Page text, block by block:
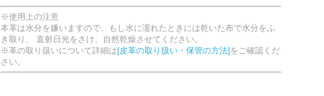
※使用上の注意
本革は水分を嫌いますので、もし水に濡れたときには乾いた布で水分をふ
き取り、 直射日光をさけ、自然乾燥させてください。
※革の取り扱いについて詳細は[皮革の取り扱い・保管の方法]をご確認くだ
さい。